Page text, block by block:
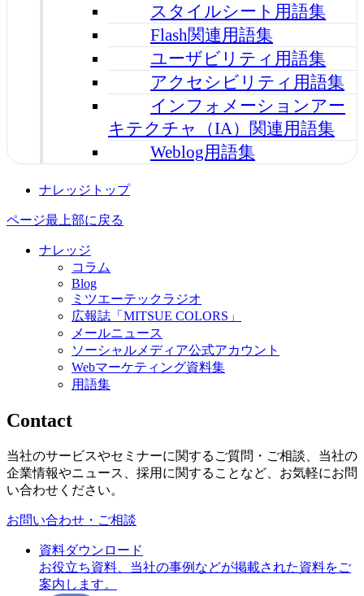
スタイルシート用語集
Flash関連用語集
ユーザビリティ用語集
アクセシビリティ用語集
インフォメーションアー
キテクチャ（IA）関連用語集
Weblog用語集
ナレッジトップ
ページ最上部に戻る
ナレッジ
コラム
Blog
ミツエーテックラジオ
広報誌「MITSUE COLORS」
メールニュース
ソーシャルメディア公式アカウント
Webマーケティング資料集
用語集
Contact
当社のサービスやセミナーに関するご質問・ご相談、当社の
企業情報やニュース、採用に関することなど、お気軽にお問
い合わせください。
お問い合わせ・ご相談
資料ダウンロード
お役立ち資料、当社の事例などが掲載された資料をご
案内します。